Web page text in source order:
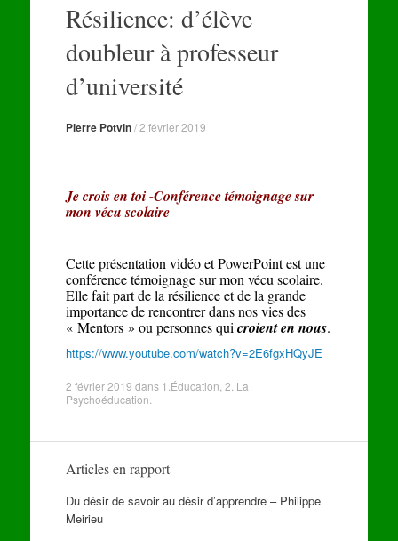
contenuRésilience: d’élève
doubleur à professeur
d’université
Pierre Potvin/2 février 2019
Je crois en toi -Conférence témoignage sur
mon vécu scolaire
Cette présentation vidéo et PowerPoint est une
conférence témoignage sur mon vécu scolaire.
Elle fait part de la résilience et de la grande
importance de rencontrer dans nos vies des
« Mentors » ou personnes qui croient en nous.
https://www.youtube.com/watch?v=2E6fgxHQyJE
2 février 2019 dans 1.Éducation 2. La
Psychoéducation
Articles en rapport
Du désir de savoir au désir d’apprendre – Philippe
Meirieu